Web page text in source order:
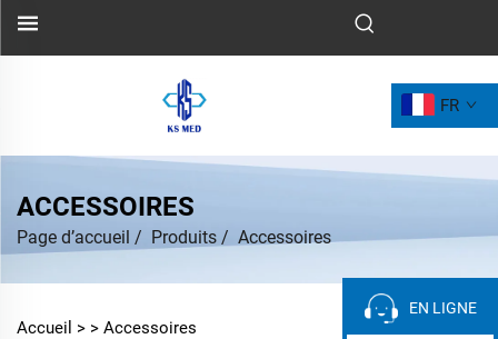
FR
ACCESSOIRES
Page d’accueil / Produits / Accessoires
Accueil > > Accessoires
EN LIGNE
EN LIGNE